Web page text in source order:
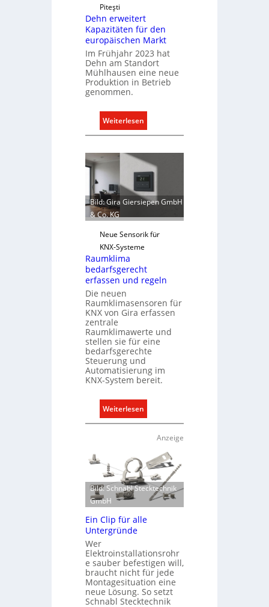
Piteşti
Dehn erweitert
Kapazitäten für den
europäischen Markt
Im Frühjahr 2023 hat
Dehn am Standort
Mühlhausen eine neue
Produktion in Betrieb
genommen.
Weiterlesen:
D
h
n
e
r
w
e
i
t
r
t
a
a
z
i
t
ä
t
e
n
r
d
e
u
o
p
ä
i
s
Bild: Gira Giersiepen GmbH
& Co. KG
Neue Sensorik für
KNX-Systeme
Raumklima
bedarfsgerecht
erfassen und regeln
Die neuen
Raumklimasensoren für
KNX von Gira erfassen
zentrale
Raumklimawerte und
stellen sie für eine
bedarfsgerechte
Steuerung und
Automatisierung im
KNX-System bereit.
Weiterlesen:
R
m
k
l
m
a
d
a
r
f
Anzeige
Bild: Schnabl Stecktechnik
GmbH
Ein Clip für alle
Untergründe
Wer
Elektroinstallationsrohr
e sauber befestigen will,
braucht nicht für jede
Montagesituation eine
neue Lösung. So setzt
Schnabl Stecktechnik